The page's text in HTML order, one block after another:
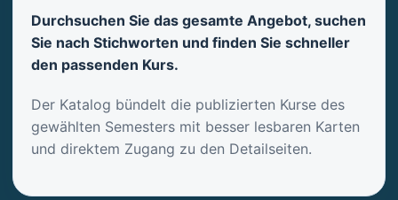
Durchsuchen Sie das gesamte Angebot, suchen
Sie nach Stichworten und finden Sie schneller
den passenden Kurs.
Der Katalog bündelt die publizierten Kurse des
gewählten Semesters mit besser lesbaren Karten
und direktem Zugang zu den Detailseiten.